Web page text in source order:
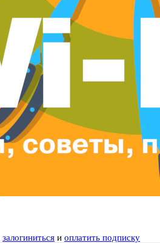
залогиниться и оплатить подписку